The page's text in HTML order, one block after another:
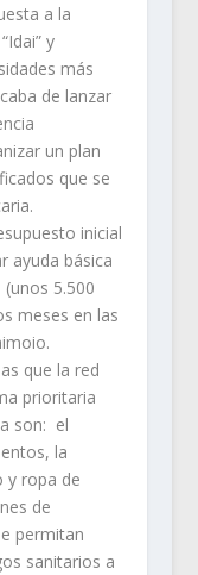
a la
y
más
de lanzar
un plan
que se
inicial
ayuda básica
5.500
meses en las
que la red
prioritaria
son: el
la
y ropa de
de
permitan
sanitarios a